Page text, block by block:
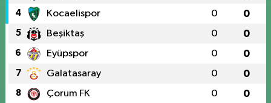
4 Kocaelispor 0 0
5 Beşiktaş 0 0
6 Eyüpspor 0 0
7 Galatasaray 0 0
8 Çorum FK 0 0